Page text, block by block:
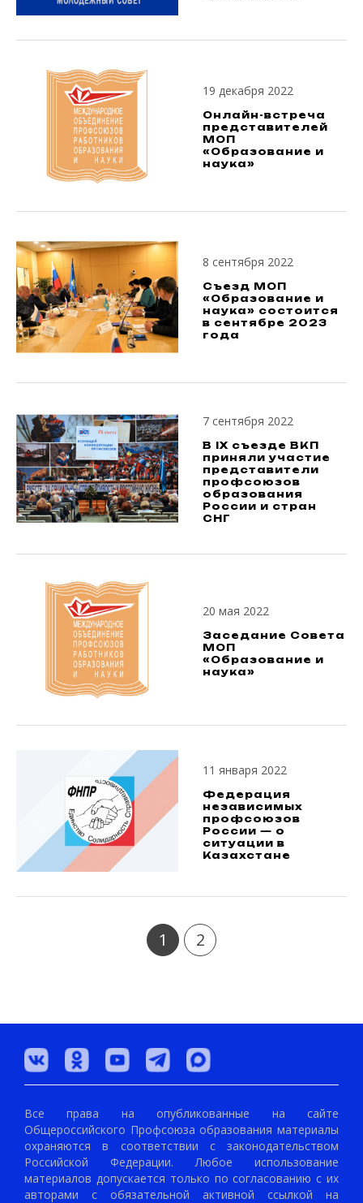
19 декабря 2022
Онлайн-встреча
представителей
МОП
«Образование и
наука»
8 сентября 2022
Съезд МОП
«Образование и
наука» состоится
в сентябре 2023
года
7 сентября 2022
В IX съезде ВКП
приняли участие
представители
профсоюзов
образования
России и стран
СНГ
20 мая 2022
Заседание Совета
МОП
«Образование и
наука»
11 января 2022
Федерация
независимых
профсоюзов
России — о
ситуации в
Казахстане
1 2
Все права на опубликованные на сайте
Общероссийского Профсоюза образования материалы
охраняются в соответствии с законодательством
Российской Федерации. Любое использование
материалов допускается только по согласованию с их
авторами с обязательной активной ссылкой на